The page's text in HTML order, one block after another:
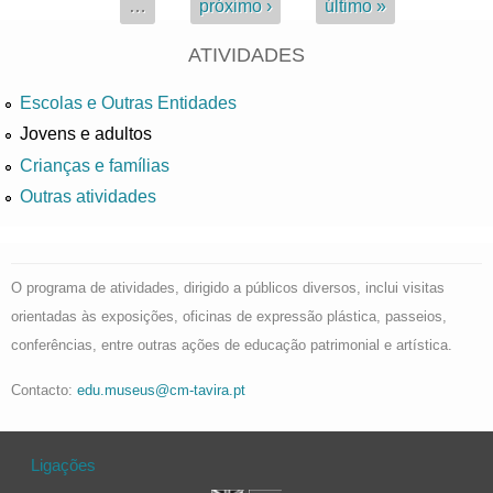
… próximo › último »
ATIVIDADES
Escolas e Outras Entidades
Jovens e adultos
Crianças e famílias
Outras atividades
O programa de atividades, dirigido a públicos diversos, inclui visitas
orientadas às exposições, oficinas de expressão plástica, passeios,
conferências, entre outras ações de educação patrimonial e artística.
Contacto: edu.museus@cm-tavira.pt
Ligações